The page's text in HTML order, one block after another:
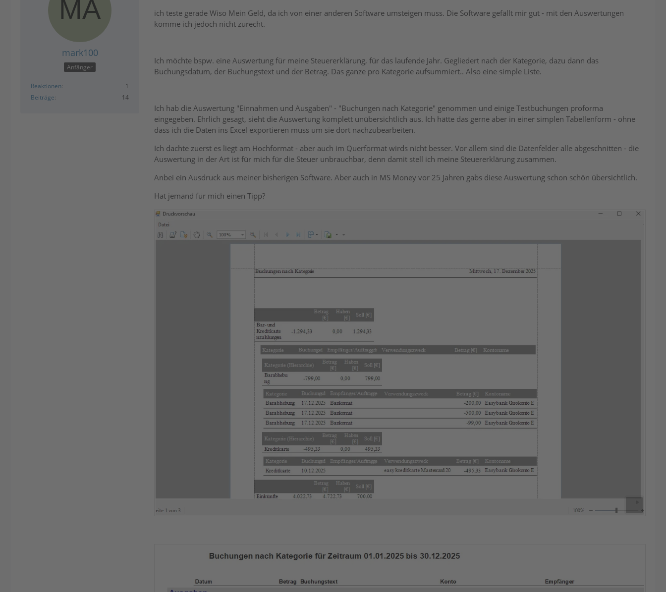
mark100
Anfänger
Reaktionen
1
Beiträge
14
ich teste gerade Wiso Mein Geld, da ich von einer anderen Software umsteigen muss. Die Software gefällt mir gut - mit den Auswertungen
komme ich jedoch nicht zurecht.
Ich möchte bspw. eine Auswertung für meine Steuererklärung, für das laufende Jahr. Gegliedert nach der Kategorie, dazu dann das
Buchungsdatum, der Buchungstext und der Betrag. Das ganze pro Kategorie aufsummiert.. Also eine simple Liste.
Ich hab die Auswertung "Einnahmen und Ausgaben" - "Buchungen nach Kategorie" genommen und einige Testbuchungen proforma
eingegeben. Ehrlich gesagt, sieht die Auswertung komplett unübersichtlich aus. Ich hätte das gerne aber in einer simplen Tabellenform - ohne
dass ich die Daten ins Excel exportieren muss um sie dort nachzubearbeiten.
Ich dachte zuerst es liegt am Hochformat - aber auch im Querformat wirds nicht besser. Vor allem sind die Datenfelder alle abgeschnitten - die
Auswertung in der Art ist für mich für die Steuer unbrauchbar, denn damit stell ich meine Steuererklärung zusammen.
Anbei ein Ausdruck aus meiner bisherigen Software. Aber auch in MS Money vor 25 Jahren gabs diese Auswertung schon schön übersichtlich.
Hat jemand für mich einen Tipp?